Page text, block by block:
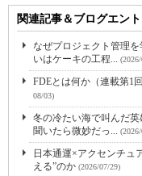
関連記事＆ブログエン
なぜプロジェクト管理
いはケーキの工程...
FDEとは何か（連載第1
08/03)
冬の冷たい海で叫んだ
聞いたら微妙だっ...
日本通運×アクセンチュ
える”のか (2026/07/29)